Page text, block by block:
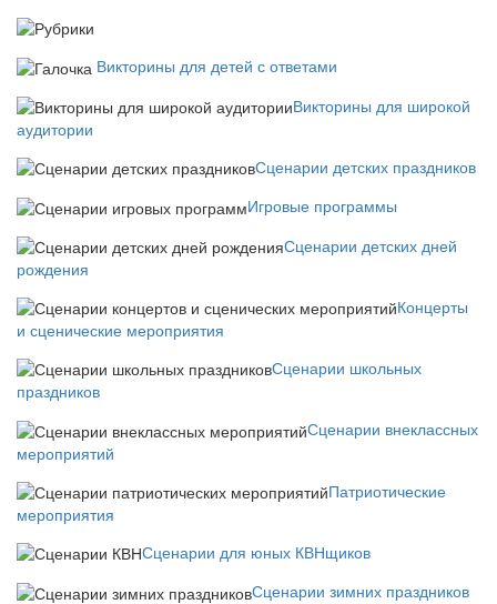
Викторины для детей с ответами
Викторины для широкой
аудитории
Сценарии детских праздников
Игровые программы
Сценарии детских дней
рождения
Концерты
и сценические мероприятия
Сценарии школьных
праздников
Сценарии внеклассных
мероприятий
Патриотические
мероприятия
Сценарии для юных КВНщиков
Сценарии зимних праздников